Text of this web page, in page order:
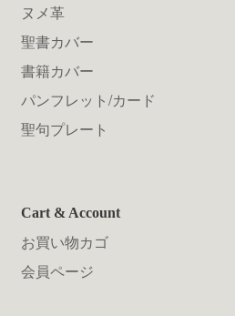
ヌメ革
聖書カバー
書籍カバー
パンフレット/カード
聖句プレート
Cart & Account
お買い物カゴ
会員ページ